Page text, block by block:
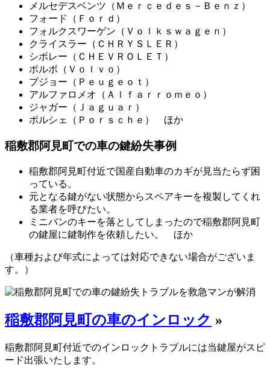
メルセデスベンツ（Ｍｅｒｃｅｄｅｓ－Ｂｅｎｚ）
フォード（Ｆｏｒｄ）
フォルクスワーゲン（Ｖｏｌｋｓｗａｇｅｎ）
クライスラー（ＣＨＲＹＳＬＥＲ）
シボレー（ＣＨＥＶＲＯＬＥＴ）
ボルボ（Ｖｏｌｖｏ）
プジョー（Ｐｅｕｇｅｏｔ）
アルファロメオ（Ａｌｆａｒｒｏｍｅｏ）
ジャガー（Ｊａｇｕａｒ）
ポルシェ（Ｐｏｒｓｃｈｅ） ほか
稲敷郡阿見町での車の鍵紛失事例
稲敷郡阿見町付近で国産自動車のカギが見当たらず困
っている。
元となる鍵がない状態からスペアキーを複製してくれ
る業者を呼びたい。
ミニバンのキーを落としてしまったので稲敷郡阿見町
の鍵屋に鍵制作を依頼したい。 ほか
（車種および年式によっては対応できない場合がございま
す。）
稲敷郡阿見町の車のインロック »
稲敷郡阿見町付近でのインロックトラブルには当鍵屋がスピ
ード出張いたします。